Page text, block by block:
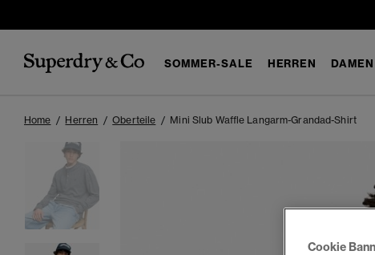
SOMMER-SALE HERREN DAMEN
Home Herren Oberteile Mini Slub Waffle Langarm-Grandad-Shirt
Cookie